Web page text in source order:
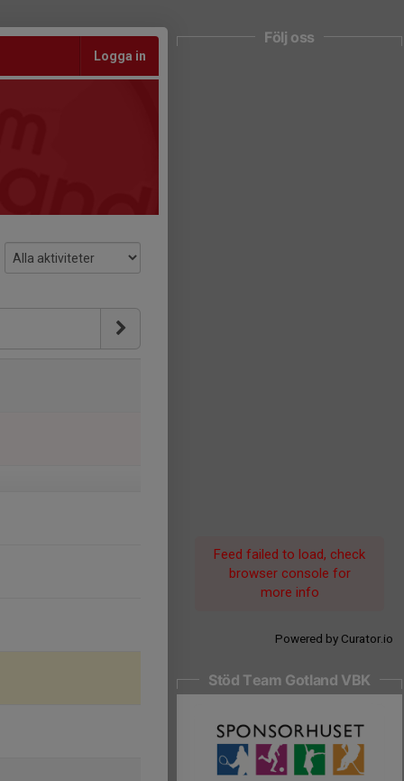
Logga in
Följ oss
Feed failed to load, check
browser console for
more info
Powered by Curator.io
Stöd Team Gotland VBK